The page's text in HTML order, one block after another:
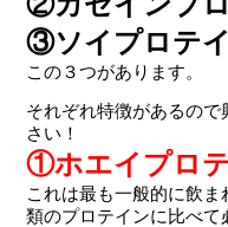
③ソイプロテ
この３つがあります。
それぞれ特徴があるの
さい！
①ホエイプロ
これは最も一般的に飲
類のプロテインに比べて